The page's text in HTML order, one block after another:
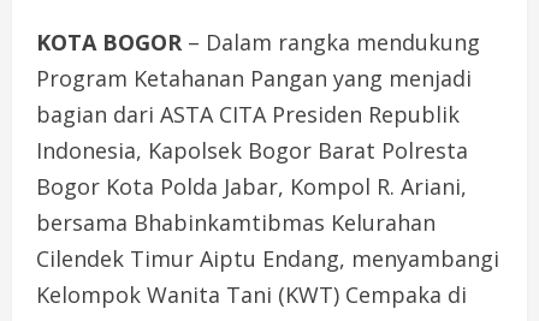
KOTA BOGOR – Dalam rangka mendukung
Program Ketahanan Pangan yang menjadi
bagian dari ASTA CITA Presiden Republik
Indonesia, Kapolsek Bogor Barat Polresta
Bogor Kota Polda Jabar, Kompol R. Ariani,
bersama Bhabinkamtibmas Kelurahan
Cilendek Timur Aiptu Endang, menyambangi
Kelompok Wanita Tani (KWT) Cempaka di